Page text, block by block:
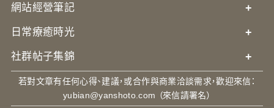
+
網站經營筆記
+
日常療癒時光
+
社群帖子集錦
若對文章有任何心得、建議，或合作與商業洽談需求，歡迎來信：
yubian@yanshoto.com （來信請署名）